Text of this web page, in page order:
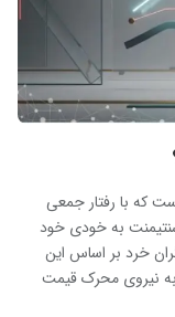
که با رفتار جمعی
به خودی خود
خرد بر اساس این
نیروی محرک قیمت